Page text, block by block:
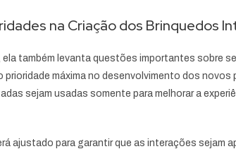
na Criação dos Brinquedos
também levanta questões importantes sobre
máxima no desenvolvimento dos
sejam usadas somente para melhorar a
ajustado para garantir que as interações sejam